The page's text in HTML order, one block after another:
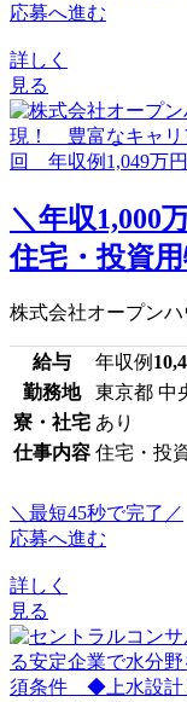
応募へ進む
詳しく
見る
＼年収1,000
住宅・投資
株式会社オープンハ
給与 年収例
勤務地
東京都 中
寮・社宅 あり
仕事内容 住宅・投
＼最短45秒で完了／
応募へ進む
詳しく
見る